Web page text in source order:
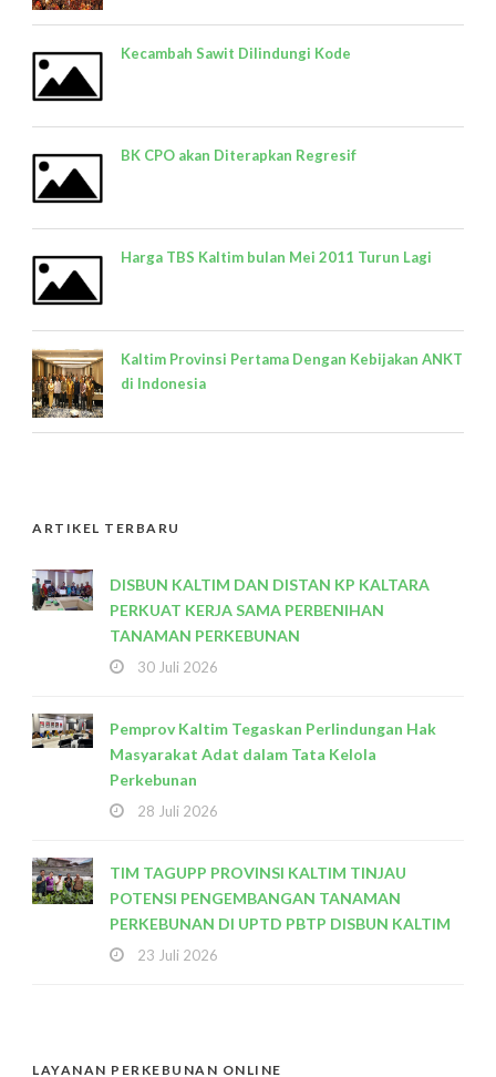
Kecambah Sawit Dilindungi Kode
BK CPO akan Diterapkan Regresif
Harga TBS Kaltim bulan Mei 2011 Turun Lagi
Kaltim Provinsi Pertama Dengan Kebijakan ANKT
di Indonesia
ARTIKEL TERBARU
DISBUN KALTIM DAN DISTAN KP KALTARA
PERKUAT KERJA SAMA PERBENIHAN
TANAMAN PERKEBUNAN
30 Juli 2026
Pemprov Kaltim Tegaskan Perlindungan Hak
Masyarakat Adat dalam Tata Kelola
Perkebunan
28 Juli 2026
TIM TAGUPP PROVINSI KALTIM TINJAU
POTENSI PENGEMBANGAN TANAMAN
PERKEBUNAN DI UPTD PBTP DISBUN KALTIM
23 Juli 2026
LAYANAN PERKEBUNAN ONLINE